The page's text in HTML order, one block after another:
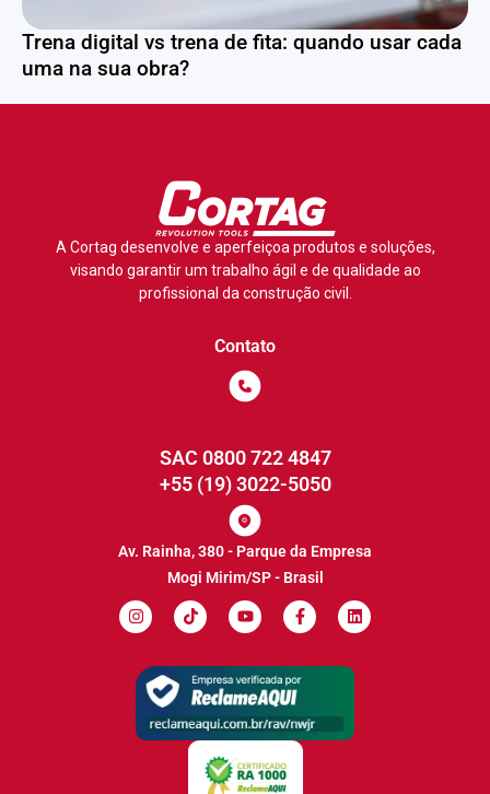
Trena digital vs trena de fita: quando usar cada
uma na sua obra?
A Cortag desenvolve e aperfeiçoa produtos e soluções,
visando garantir um trabalho ágil e de qualidade ao
profissional da construção civil.
Contato
SAC 0800 722 4847
+55 (19) 3022-5050
Av. Rainha, 380 - Parque da Empresa
Mogi Mirim/SP - Brasil